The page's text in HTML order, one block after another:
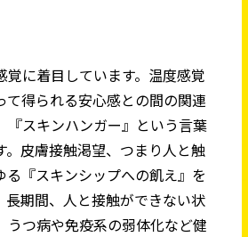
覚に着目しています。温度感覚
て得られる安心感との間の関連
『スキンハンガー』という言葉
。皮膚接触渇望、つまり人と触
る『スキンシップへの飢え』を
長期間、人と接触ができない状
うつ病や免疫系の弱体化など健